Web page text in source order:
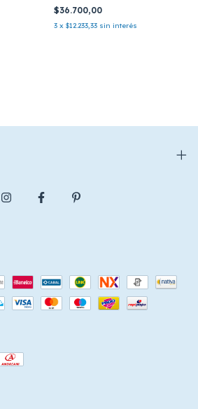
$36.700,00
3 x $12.233,33 sin interés